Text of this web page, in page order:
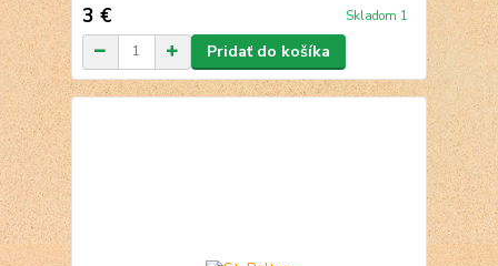
3 € Skladom 1
Pridať do košíka